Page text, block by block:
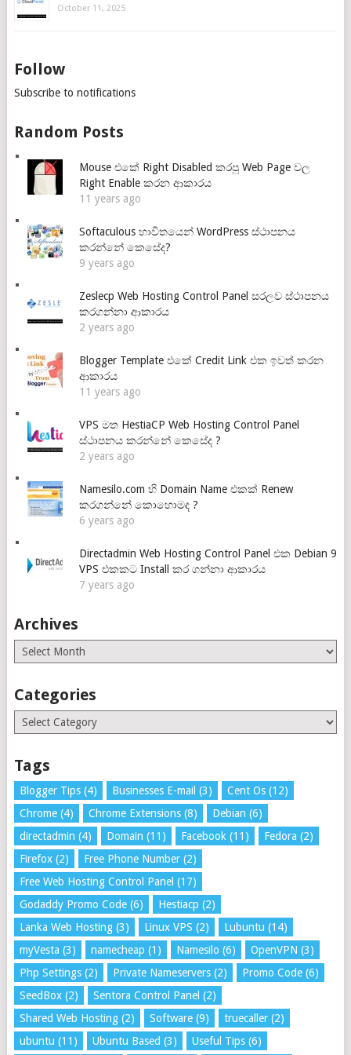
October 11, 2025
Follow
Subscribe to notifications
Random Posts
Mouse එකේ Right Disabled කරපු Web Page වල
Right Enable කරන ආකාරය
11 years ago
Softaculous භාවිතයෙන් WordPress ස්ථාපනය
කරන්නේ කෙසේද?
9 years ago
Zeslecp Web Hosting Control Panel සරලව ස්ථාපනය
කරගන්නා ආකාරය
2 years ago
Blogger Template එකේ Credit Link එක ඉවත් කරන
ආකාරය
11 years ago
VPS මත HestiaCP Web Hosting Control Panel
ස්ථාපනය කරන්නේ කෙසේද ?
2 years ago
Namesilo.com හි Domain Name එකක් Renew
කරගන්නේ කොහොමද ?
6 years ago
Directadmin Web Hosting Control Panel එක Debian 9
VPS එකකට Install කර ගන්නා ආකාරය
7 years ago
Archives
Archives
Categories
Categories
Tags
Blogger Tips(4) Businesses E-mail (3) Cent Os(12)
Chrome(4) Chrome Extensions(8) Debian (6)
directadmin (4) Domain (11) Facebook (11) Fedora (2)
Firefox(2) Free Phone Number(2)
Free Web Hosting Control Panel (17)
Godaddy Promo Code(6) Hestiacp (2)
Lanka Web Hosting(3) Linux VPS (2) Lubuntu (14)
myVesta (3) namecheap (1) Namesilo (6) OpenVPN (3)
Php Settings(2) Private Nameservers(2) Promo Code(6)
SeedBox(2) Sentora Control Panel (2)
Shared Web Hosting(2) Software(9) truecaller(2)
ubuntu (11) Ubuntu Based (3) Useful Tips(6)